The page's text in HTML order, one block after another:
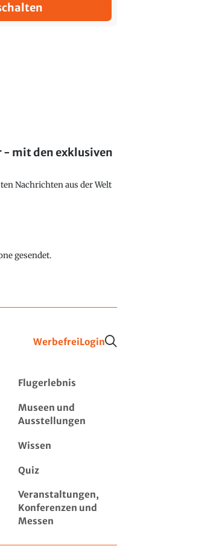
- mit den exklusiven
Nachrichten aus der Welt
gesendet.
WerbefreiLogin
Flugerlebnis
Museen und
Ausstellungen
Wissen
Quiz
Veranstaltungen,
Konferenzen und
Messen